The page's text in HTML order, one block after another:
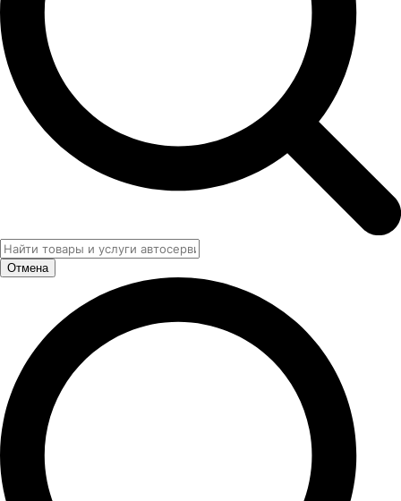
Отмена